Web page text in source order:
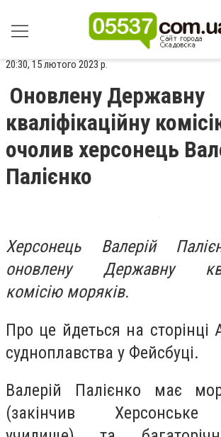
20:30, 15 лютого 2023 р.
Оновлену Державну
кваліфікаційну
очолив херсонець
Палієнко
Херсонець Валерій
оновлену Державну
комісію моряків.
Про це йдеться на сторінці
судноплавства у Фейсбуці.
Валерій Палієнко має
(закінчив Херсонське